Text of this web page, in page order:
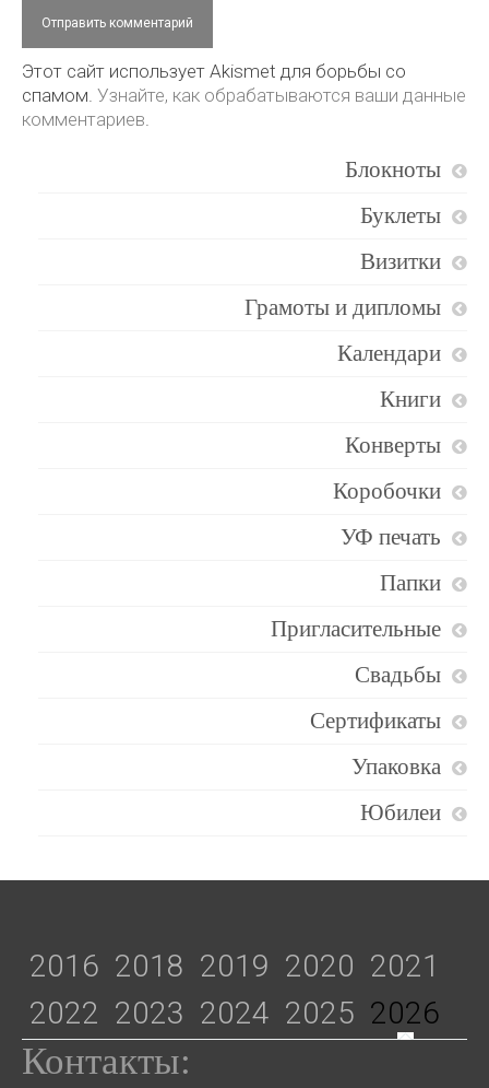
Этот сайт использует Akismet для борьбы со
спамом. Узнайте, как обрабатываются ваши данные
комментариев
Блокноты
Буклеты
Визитки
Грамоты и дипломы
Календари
Книги
Конверты
Коробочки
УФ печать
Папки
Пригласительные
Свадьбы
Сертификаты
Упаковка
Юбилеи
2016 2018 2019 2020 2021
2022 2023 2024 2025 2026
Контакты: